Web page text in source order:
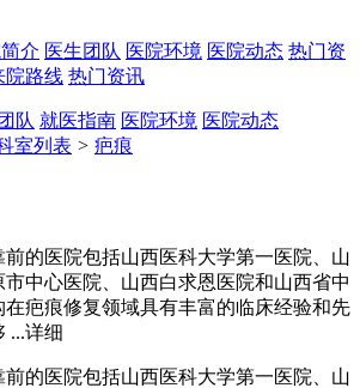
介 医生团队 医院环境 医院动态 热门资
院路线 热门资讯
队 就医指南 医院环境 医院动态
室列表 > 疤痕
的医院包括山西医科大学第一医院、山
中心医院、山西白求恩医院和山西省中
在疤痕修复领域具有丰富的临床经验和先
...详细
的医院包括山西医科大学第一医院、山